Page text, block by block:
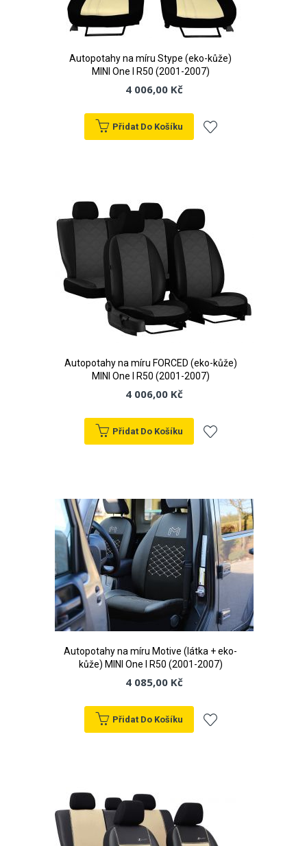
Autopotahy na míru Stype (eko-kůže)
MINI One I R50 (2001-2007)
4 006,00 Kč
Přidat Do Košíku
oblíbeným
Autopotahy na míru FORCED (eko-kůže)
MINI One I R50 (2001-2007)
4 006,00 Kč
Přidat Do Košíku
oblíbeným
Autopotahy na míru Motive (látka + eko-
kůže) MINI One I R50 (2001-2007)
4 085,00 Kč
Přidat Do Košíku
oblíbeným